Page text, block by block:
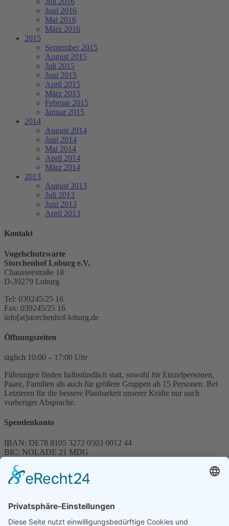
Juni 2016
Mai 2016
März 2016
2015
September 2015
August 2015
Juli 2015
Juni 2015
April 2015
März 2015
Februar 2015
Januar 2015
2014
August 2014
Juni 2014
Mai 2014
April 2014
März 2014
2013
August 2013
Juli 2013
Juni 2013
April 2013
Kontakt
Vogelschutzwarte
Storchenhof Loburg e.V.
Chausseestraße 18
D-39279 Loburg
Tel: 039245/25 16
Fax: 039245/25 16
info[at]storchenhof-loburg.de
Öffnungszeiten
täglich 10:00 – 17:00 Uhr
Führungen finden halbstündlich statt, sowohl für Einzelpersonen,
Paare, Familien als auch für größere Gruppen ab 15 Personen. Bei
Letzteren für die bessere Planbarkeit unserer Kräfte nur nach
vorheriger Absprache.
Spendenkonto
IBAN: DE78 8105 3272 0503 0012 44
BIC: NOLADE 21 MDG
Spenden können steuerlich abgesetzt werden
Förderung